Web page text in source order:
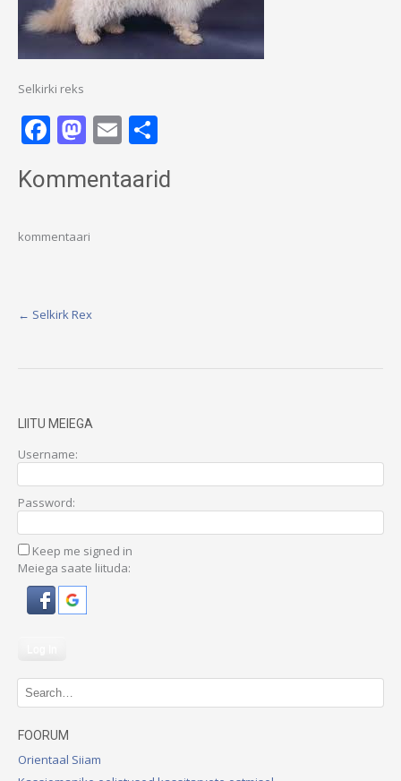
Selkirki reks
Facebook
Mastodon
Email
Kommentaarid
kommentaari
Post
← Selkirk Rex
LIITU MEIEGA
Username:
Password:
Keep me signed in
Meiega saate liituda:
FOORUM
Orientaal Siiam